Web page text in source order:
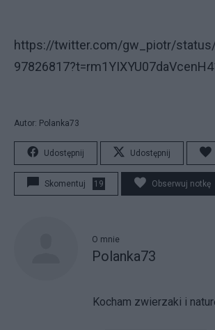
https://twitter.com/gw_piotr/
Autor: Polanka73
Udostępnij Udostępnij
Skomentuj 19 Obserwuj notkę
O mnie
Polanka73
Kocham zwierzaki i